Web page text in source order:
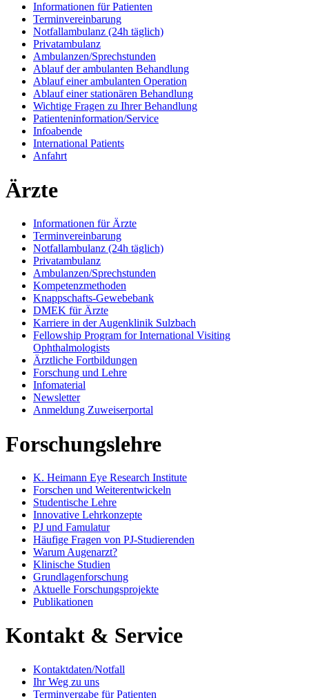
Informationen für Patienten
Terminvereinbarung
Notfallambulanz (24h täglich)
Privatambulanz
Ambulanzen/Sprechstunden
Ablauf der ambulanten Behandlung
Ablauf einer ambulanten Operation
Ablauf einer stationären Behandlung
Wichtige Fragen zu Ihrer Behandlung
Patienteninformation/Service
Infoabende
International Patients
Anfahrt
Ärzte
Informationen für Ärzte
Terminvereinbarung
Notfallambulanz (24h täglich)
Privatambulanz
Ambulanzen/Sprechstunden
Kompetenzmethoden
Knappschafts-Gewebebank
DMEK für Ärzte
Karriere in der Augenklinik Sulzbach
Fellowship Program for International Visiting
Ophthalmologists
Ärztliche Fortbildungen
Forschung und Lehre
Infomaterial
Newsletter
Anmeldung Zuweiserportal
Forschungslehre
K. Heimann Eye Research Institute
Forschen und Weiterentwickeln
Studentische Lehre
Innovative Lehrkonzepte
PJ und Famulatur
Häufige Fragen von PJ-Studierenden
Warum Augenarzt?
Klinische Studien
Grundlagenforschung
Aktuelle Forschungsprojekte
Publikationen
Kontakt & Service
Kontaktdaten/Notfall
Ihr Weg zu uns
Terminvergabe für Patienten